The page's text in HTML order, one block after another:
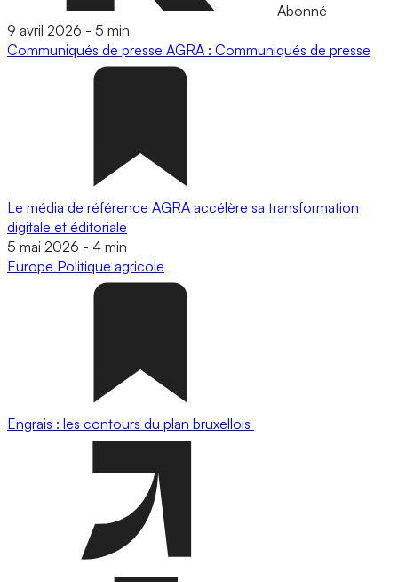
Abonné
9 avril 2026 - 5 min
Communiqués de presse AGRA : Communiqués de presse
Le média de référence AGRA accélère sa transformation
digitale et éditoriale
5 mai 2026 - 4 min
Europe Politique agricole
Engrais : les contours du plan bruxellois